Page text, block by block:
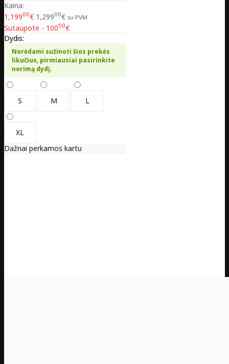
Kaina:
1,19900€ 1,29900€ su PVM
Sutaupote - 10000€
Dydis:
Norėdami sužinoti šios prekės
likučius, pirmiausiai pasirinkite
norimą dydį.
S M L
XL
Dažnai perkamos kartu